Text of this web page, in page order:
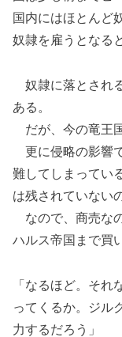
国内にはほとんど
奴隷を雇うとなる
奴隷に落とされ
ある。
だが、今の竜王
更に侵略の影響
難してしまってい
は残されていない
なので、商売な
ハルス帝国まで買
「なるほど。そ
ってくるか。ジル
力するだろう」